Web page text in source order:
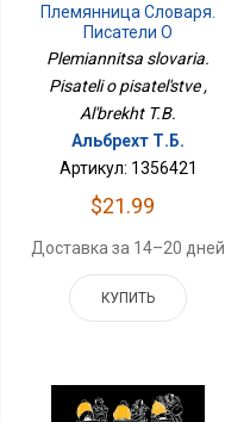
Племянница Словаря.
Писатели О
Писательстве
Plemiannitsa slovaria.
Pisateli o pisatel'stve ,
Al'brekht T.B.
Альбрехт Т.Б.
Артикул: 1356421
$21.99
Доставка за 14–20 дней
КУПИТЬ